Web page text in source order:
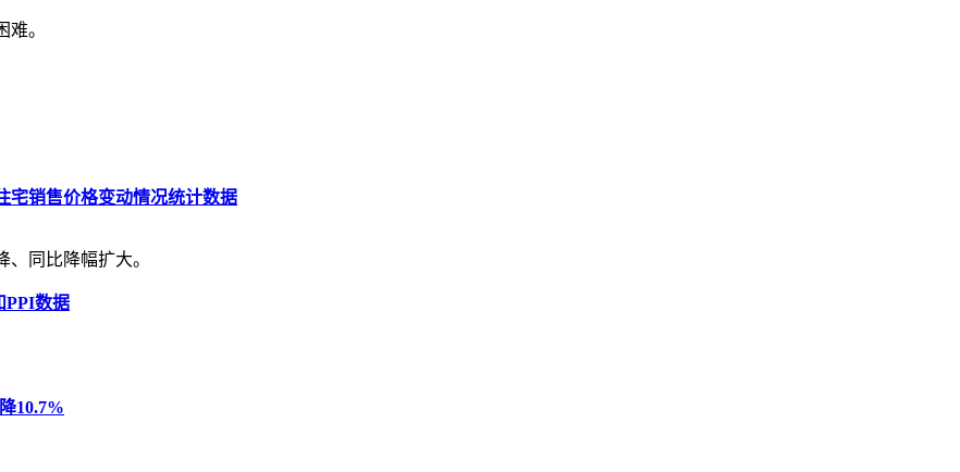
。
宅销售价格变动情况统计数据
同比降幅扩大。
PPI数据
10.7%